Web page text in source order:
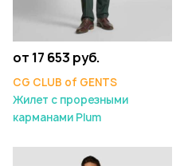
от 17 653 руб.
CG CLUB of GENTS
Жилет с прорезными
карманами Plum